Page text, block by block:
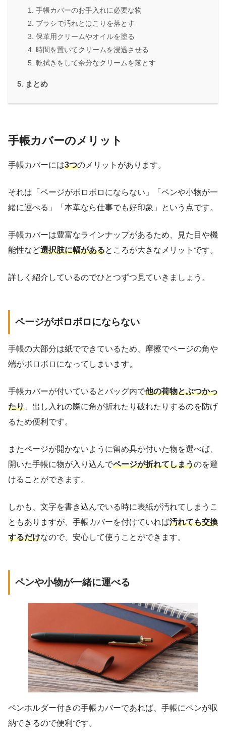
手帳カバーのお手入れに必要な物
ブラシで汚れとほこりを落とす
保革用クリームやオイルを塗る
時間を置いてクリームを浸透させる
乾拭きをして余分なクリームを落とす
まとめ
手帳カバーのメリット
手帳カバーには3つのメリットがあります。
それは「ページがボロボロにならない」「ペンや小物が一
緒に運べる」「本革なら仕事でも好印象」という点です。
手帳カバーは豊富なラインナップがあるため、見た目や機
能性など選択肢に幅があるところが大きなメリットです。
詳しく紹介しているのでひとつずつ見ていきましょう。
ページがボロボロにならない
手帳の大部分は紙でできているため、摩擦でページの角や
端がボロボロになってしまいます。
手帳カバーが付いているとバッグ内で他の荷物とぶつかっ
たり 、出し入れの際に角が折れたり破れたりするのを防げ
るため便利です。
またページが開かないように留め具が付いた物を選べば、
開いた手帳に物が入り込んでページが折れてしまうのを避
けることができます。
しかも、文字を書き込んでいる時に表紙が汚れてしまうこ
ともありますが、手帳カバーを付けていれば汚れても交換
するだけなので、安心して使うことができます。
ペンや小物が一緒に運べる
ペンホルダー付きの手帳カバーであれば、手帳にペンが収
納できるので便利です。